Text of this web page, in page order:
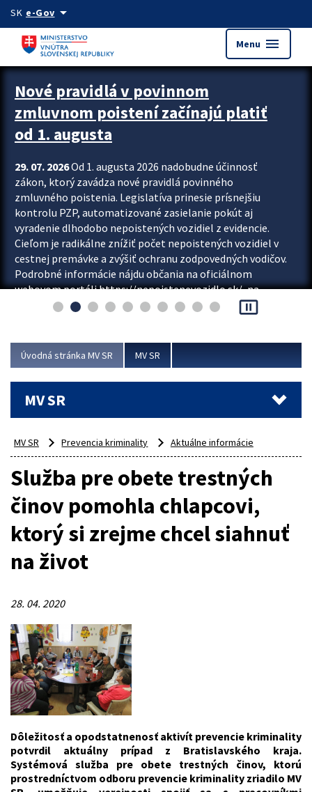
Preskocit na hlavný obsah
SK e-Govarrow_drop_down
Menu menu
Zastavit automatický posun upútavok
Nové pravidlá v povinnom
zmluvnom poistení začínajú platiť
od 1. augusta
29. 07. 2026Od 1. augusta 2026 nadobudne účinnosť
zákon, ktorý zavádza nové pravidlá povinného
zmluvného poistenia. Legislatíva prinesie prísnejšiu
kontrolu PZP, automatizované zasielanie pokút aj
vyradenie dlhodobo nepoistených vozidiel z evidencie.
Cieľom je radikálne znížiť počet nepoistených vozidiel v
cestnej premávke a zvýšiť ochranu zodpovedných vodičov.
Podrobné informácie nájdu občania na oficiálnom
webovom portáli https://nepoistenevozidlo.sk/, na
ktorom od augusta pribudne aj možnosť overiť si...
pause_presentation
Úvodná stránka MV SR MV SR
MV SR
MV SR Prevencia kriminality Aktuálne informácie
Služba pre obete trestných
činov pomohla chlapcovi,
ktorý si zrejme chcel siahnuť
na život
28. 04. 2020
Dôležitosť a opodstatnenosť aktivít prevencie kriminality
potvrdil aktuálny prípad z Bratislavského kraja.
Systémová služba pre obete trestných činov, ktorú
prostredníctvom odboru prevencie kriminality zriadilo MV